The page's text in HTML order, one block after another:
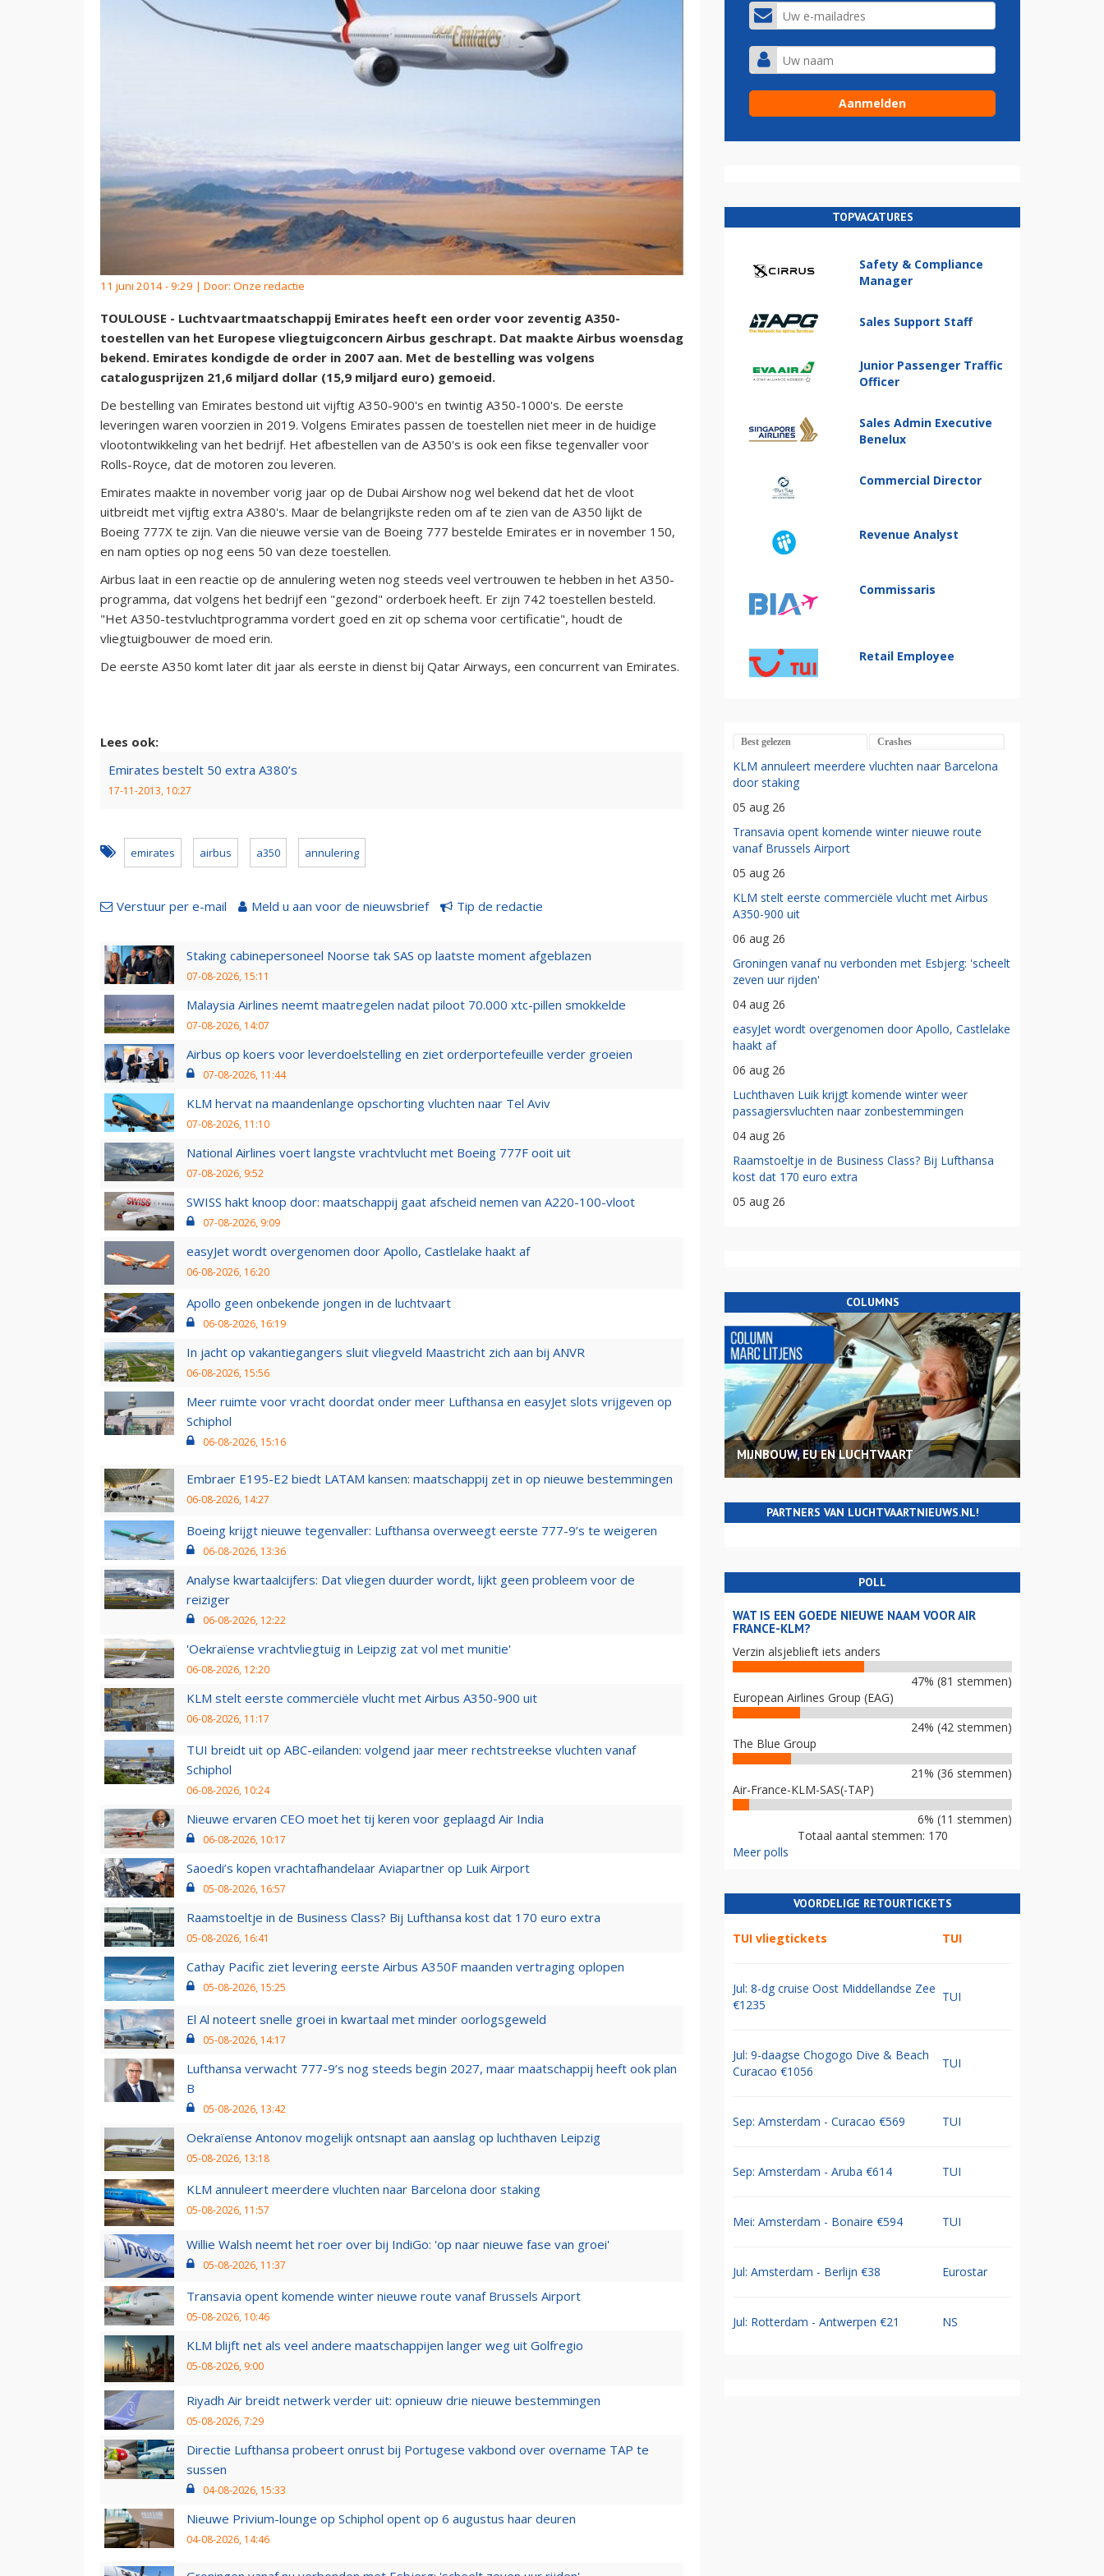
11 juni 2014 - 9:29 | Door: Onze redactie
TOULOUSE - Luchtvaartmaatschappij Emirates heeft een order voor zeventig A350-
toestellen van het Europese vliegtuigconcern Airbus geschrapt. Dat maakte Airbus woensdag
bekend. Emirates kondigde de order in 2007 aan. Met de bestelling was volgens
catalogusprijzen 21,6 miljard dollar (15,9 miljard euro) gemoeid.
De bestelling van Emirates bestond uit vijftig A350-900's en twintig A350-1000's. De eerste
leveringen waren voorzien in 2019. Volgens Emirates passen de toestellen niet meer in de huidige
vlootontwikkeling van het bedrijf. Het afbestellen van de A350's is ook een fikse tegenvaller voor
Rolls-Royce, dat de motoren zou leveren.
Emirates maakte in november vorig jaar op de Dubai Airshow nog wel bekend dat het de vloot
uitbreidt met vijftig extra A380's. Maar de belangrijkste reden om af te zien van de A350 lijkt de
Boeing 777X te zijn. Van die nieuwe versie van de Boeing 777 bestelde Emirates er in november 150,
en nam opties op nog eens 50 van deze toestellen.
Airbus laat in een reactie op de annulering weten nog steeds veel vertrouwen te hebben in het A350-
programma, dat volgens het bedrijf een "gezond" orderboek heeft. Er zijn 742 toestellen besteld.
"Het A350-testvluchtprogramma vordert goed en zit op schema voor certificatie", houdt de
vliegtuigbouwer de moed erin.
De eerste A350 komt later dit jaar als eerste in dienst bij Qatar Airways, een concurrent van Emirates.
Lees ook:
Emirates bestelt 50 extra A380’s
17-11-2013, 10:27
emirates airbus a350 annulering
Verstuur per e-mail Meld u aan voor de nieuwsbrief Tip de redactie
Staking cabinepersoneel Noorse tak SAS op laatste moment afgeblazen
07-08-2026, 15:11
Malaysia Airlines neemt maatregelen nadat piloot 70.000 xtc-pillen smokkelde
07-08-2026, 14:07
Airbus op koers voor leverdoelstelling en ziet orderportefeuille verder groeien
07-08-2026, 11:44
KLM hervat na maandenlange opschorting vluchten naar Tel Aviv
07-08-2026, 11:10
National Airlines voert langste vrachtvlucht met Boeing 777F ooit uit
07-08-2026, 9:52
SWISS hakt knoop door: maatschappij gaat afscheid nemen van A220-100-vloot
07-08-2026, 9:09
easyJet wordt overgenomen door Apollo, Castlelake haakt af
06-08-2026, 16:20
Apollo geen onbekende jongen in de luchtvaart
06-08-2026, 16:19
In jacht op vakantiegangers sluit vliegveld Maastricht zich aan bij ANVR
06-08-2026, 15:56
Meer ruimte voor vracht doordat onder meer Lufthansa en easyJet slots vrijgeven op
Schiphol
06-08-2026, 15:16
Embraer E195-E2 biedt LATAM kansen: maatschappij zet in op nieuwe bestemmingen
06-08-2026, 14:27
Boeing krijgt nieuwe tegenvaller: Lufthansa overweegt eerste 777-9’s te weigeren
06-08-2026, 13:36
Analyse kwartaalcijfers: Dat vliegen duurder wordt, lijkt geen probleem voor de
reiziger
06-08-2026, 12:22
'Oekraïense vrachtvliegtuig in Leipzig zat vol met munitie'
06-08-2026, 12:20
KLM stelt eerste commerciële vlucht met Airbus A350-900 uit
06-08-2026, 11:17
TUI breidt uit op ABC-eilanden: volgend jaar meer rechtstreekse vluchten vanaf
Schiphol
06-08-2026, 10:24
Nieuwe ervaren CEO moet het tij keren voor geplaagd Air India
06-08-2026, 10:17
Saoedi’s kopen vrachtafhandelaar Aviapartner op Luik Airport
05-08-2026, 16:57
Raamstoeltje in de Business Class? Bij Lufthansa kost dat 170 euro extra
05-08-2026, 16:41
Cathay Pacific ziet levering eerste Airbus A350F maanden vertraging oplopen
05-08-2026, 15:25
El Al noteert snelle groei in kwartaal met minder oorlogsgeweld
05-08-2026, 14:17
Lufthansa verwacht 777-9’s nog steeds begin 2027, maar maatschappij heeft ook plan
B
05-08-2026, 13:42
Oekraïense Antonov mogelijk ontsnapt aan aanslag op luchthaven Leipzig
05-08-2026, 13:18
KLM annuleert meerdere vluchten naar Barcelona door staking
05-08-2026, 11:57
Willie Walsh neemt het roer over bij IndiGo: 'op naar nieuwe fase van groei'
05-08-2026, 11:37
Transavia opent komende winter nieuwe route vanaf Brussels Airport
05-08-2026, 10:46
KLM blijft net als veel andere maatschappijen langer weg uit Golfregio
05-08-2026, 9:00
Riyadh Air breidt netwerk verder uit: opnieuw drie nieuwe bestemmingen
05-08-2026, 7:29
Directie Lufthansa probeert onrust bij Portugese vakbond over overname TAP te
sussen
04-08-2026, 15:33
Nieuwe Privium-lounge op Schiphol opent op 6 augustus haar deuren
04-08-2026, 14:46
TOPVACATURES
Safety & Compliance
Manager
Sales Support Staff
Junior Passenger Traffic
Officer
Sales Admin Executive
Benelux
Commercial Director
Revenue Analyst
Commissaris
Retail Employee
Best gelezen Crashes
KLM annuleert meerdere vluchten naar Barcelona
door staking
05 aug 26
Transavia opent komende winter nieuwe route
vanaf Brussels Airport
05 aug 26
KLM stelt eerste commerciële vlucht met Airbus
A350-900 uit
06 aug 26
Groningen vanaf nu verbonden met Esbjerg: 'scheelt
zeven uur rijden'
04 aug 26
easyJet wordt overgenomen door Apollo, Castlelake
haakt af
06 aug 26
Luchthaven Luik krijgt komende winter weer
passagiersvluchten naar zonbestemmingen
04 aug 26
Raamstoeltje in de Business Class? Bij Lufthansa
kost dat 170 euro extra
05 aug 26
COLUMNS
MIJNBOUW, EU EN LUCHTVAART
PARTNERS VAN LUCHTVAARTNIEUWS.NL!
POLL
WAT IS EEN GOEDE NIEUWE NAAM VOOR AIR
FRANCE-KLM?
Verzin alsjeblieft iets anders
47% (81 stemmen)
European Airlines Group (EAG)
24% (42 stemmen)
The Blue Group
21% (36 stemmen)
Air-France-KLM-SAS(-TAP)
6% (11 stemmen)
Totaal aantal stemmen: 170
Meer polls
VOORDELIGE RETOURTICKETS
TUI vliegtickets TUI
Jul: 8-dg cruise Oost Middellandse Zee
€1235
TUI
Jul: 9-daagse Chogogo Dive & Beach
Curacao €1056
TUI
Sep: Amsterdam - Curacao €569 TUI
Sep: Amsterdam - Aruba €614 TUI
Mei: Amsterdam - Bonaire €594 TUI
Jul: Amsterdam - Berlijn €38 Eurostar
Jul: Rotterdam - Antwerpen €21 NS